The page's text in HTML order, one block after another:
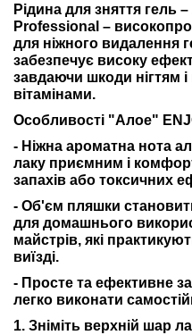
Рідина для зняття гель
Professional –
для ніжного видалення
забезпечує високу
завдаючи шкоди нігтям і
вітамінами.
Особливості "Алое"
- Ніжна ароматна нота
лаку приємним і
запахів або токсичних
- Об'єм пляшки
для домашнього
майстрів, які
виїзді.
- Просте та ефективне
легко виконати
1. Зніміть верхній шар